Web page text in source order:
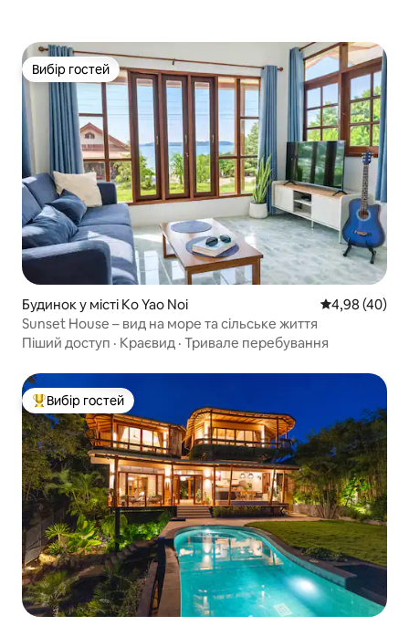
Вибір гостей
Вибір гостей
Будинок у місті Ko Yao Noi Середня
4,98 (40)
Sunset House – вид на море та сільське життя
Піший доступ · Краєвид · Тривале перебування
Топ вибір гостей
Вибір гостей